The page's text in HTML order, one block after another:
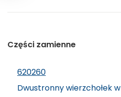
Części zamienne
620260
Dwustronny wierzchołek